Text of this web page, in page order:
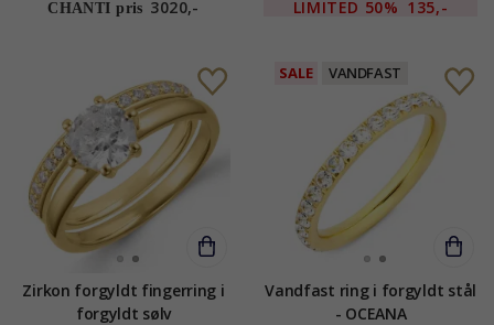
CHANTI pris 3020,-
LIMITED 50% 135,-
Zirkon forgyldt fingerring i
forgyldt sølv
SALE VANDFAST
Vandfast ring i forgyldt stål
- OCEANA